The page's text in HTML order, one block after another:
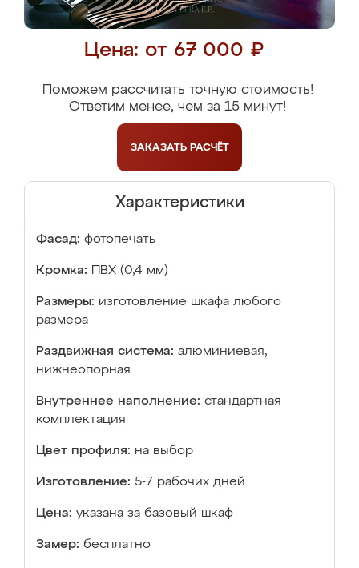
Цена: от 67 000 ₽
Поможем рассчитать точную стоимость!
Ответим менее, чем за 15 минут!
ЗАКАЗАТЬ РАСЧЁТ
Характеристики
Фасад: фотопечать
Кромка: ПВХ (0,4 мм)
Размеры: изготовление шкафа любого
размера
Раздвижная система: алюминиевая,
нижнеопорная
Внутреннее наполнение: стандартная
комплектация
Цвет профиля: на выбор
Изготовление: 5-7 рабочих дней
Цена: указана за базовый шкаф
Замер: бесплатно